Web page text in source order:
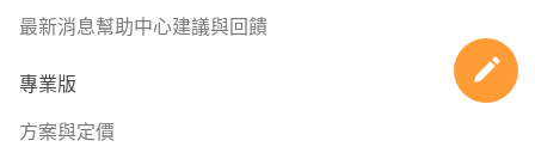
最新消息幫助中心建議與回饋
專業版
方案與定價